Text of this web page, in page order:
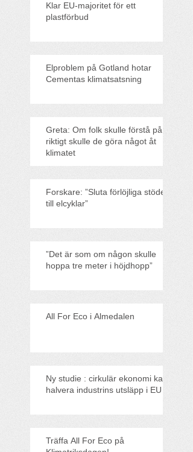
Klar EU-majoritet för ett
plastförbud
Elproblem på Gotland hotar
Cementas klimatsatsning
Greta: Om folk skulle förstå på
riktigt skulle de göra något åt
klimatet
Forskare: ”Sluta förlöjliga stödet
till elcyklar”
”Det är som om någon skulle
hoppa tre meter i höjdhopp”
All For Eco i Almedalen
Ny studie : cirkulär ekonomi kan
halvera industrins utsläpp i EU
Träffa All For Eco på